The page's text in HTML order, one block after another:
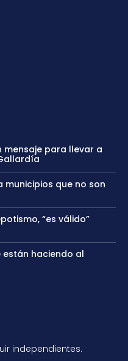
mensaje para llevar a
municipios que no son
“es válido”
están haciendo al
independientes.